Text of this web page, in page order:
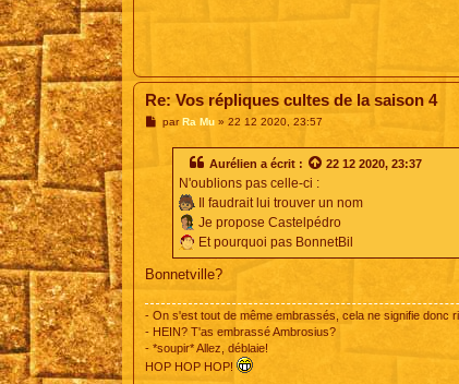
Re: Vos répliques cultes de la saison 4
MparRa Mu» 22 12 2020, 23:57
Aurélien a écrit : 22 12 2020, 23:37
N'oublions pas celle-ci :
Il faudrait lui trouver un nom
Je propose Castelpédro
Et pourquoi pas BonnetBil
Bonnetville?
- On s'est tout de même embrassés, cela ne signifie donc
- HEIN? T'as embrassé Ambrosius?
- *soupir* Allez, déblaie!
HOP HOP HOP!